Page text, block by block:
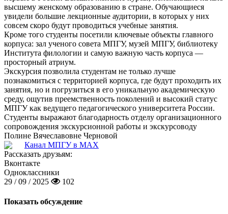
высшему женскому образованию в стране. Обучающиеся
увидели большие лекционные аудитории, в которых у них
совсем скоро будут проводиться учебные занятия.
Кроме того студенты посетили ключевые объекты главного
корпуса: зал ученого совета МПГУ, музей МПГУ, библиотеку
Института филологии и самую важную часть корпуса —
просторный атриум.
Экскурсия позволила студентам не только лучше
познакомиться с территорией корпуса, где будут проходить их
занятия, но и погрузиться в его уникальную академическую
среду, ощутив преемственность поколений и высокий статус
МПГУ как ведущего педагогического университета России.
Студенты выражают благодарность отделу организационного
сопровождения экскурсионной работы и экскурсоводу
Полине Вячеславовне Черновой
Канал МПГУ в MAX
Рассказать друзьям:
Вконтакте
Одноклассники
29 / 09 / 2025
102
Показать обсуждение